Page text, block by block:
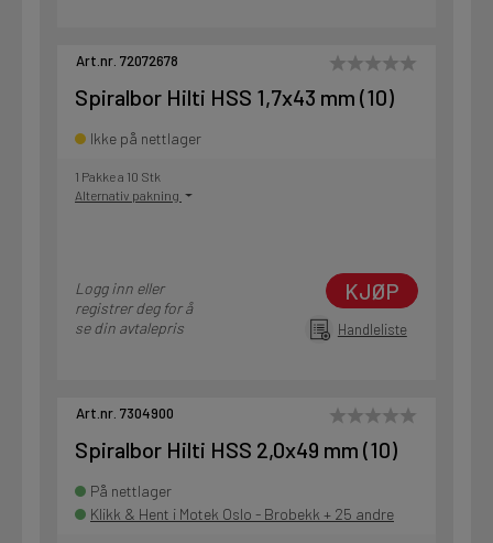
Art.nr. 72072678
Spiralbor Hilti HSS 1,7x43 mm (10)
Ikke på nettlager
1 Pakke a 10 Stk
Alternativ pakning
Logg inn eller
registrer deg for å
se din avtalepris
KJØP
Handleliste
Art.nr. 7304900
Spiralbor Hilti HSS 2,0x49 mm (10)
På nettlager
Klikk & Hent i Motek Oslo - Brobekk + 25 andre